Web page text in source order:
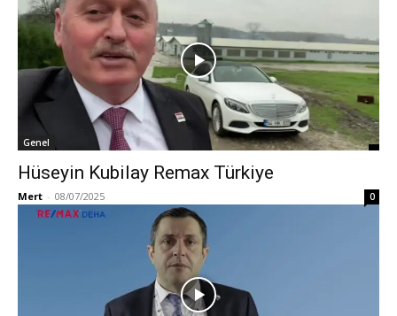
Genel
Hüseyin Kubilay Remax Türkiye
Mert - 08/07/2025 0